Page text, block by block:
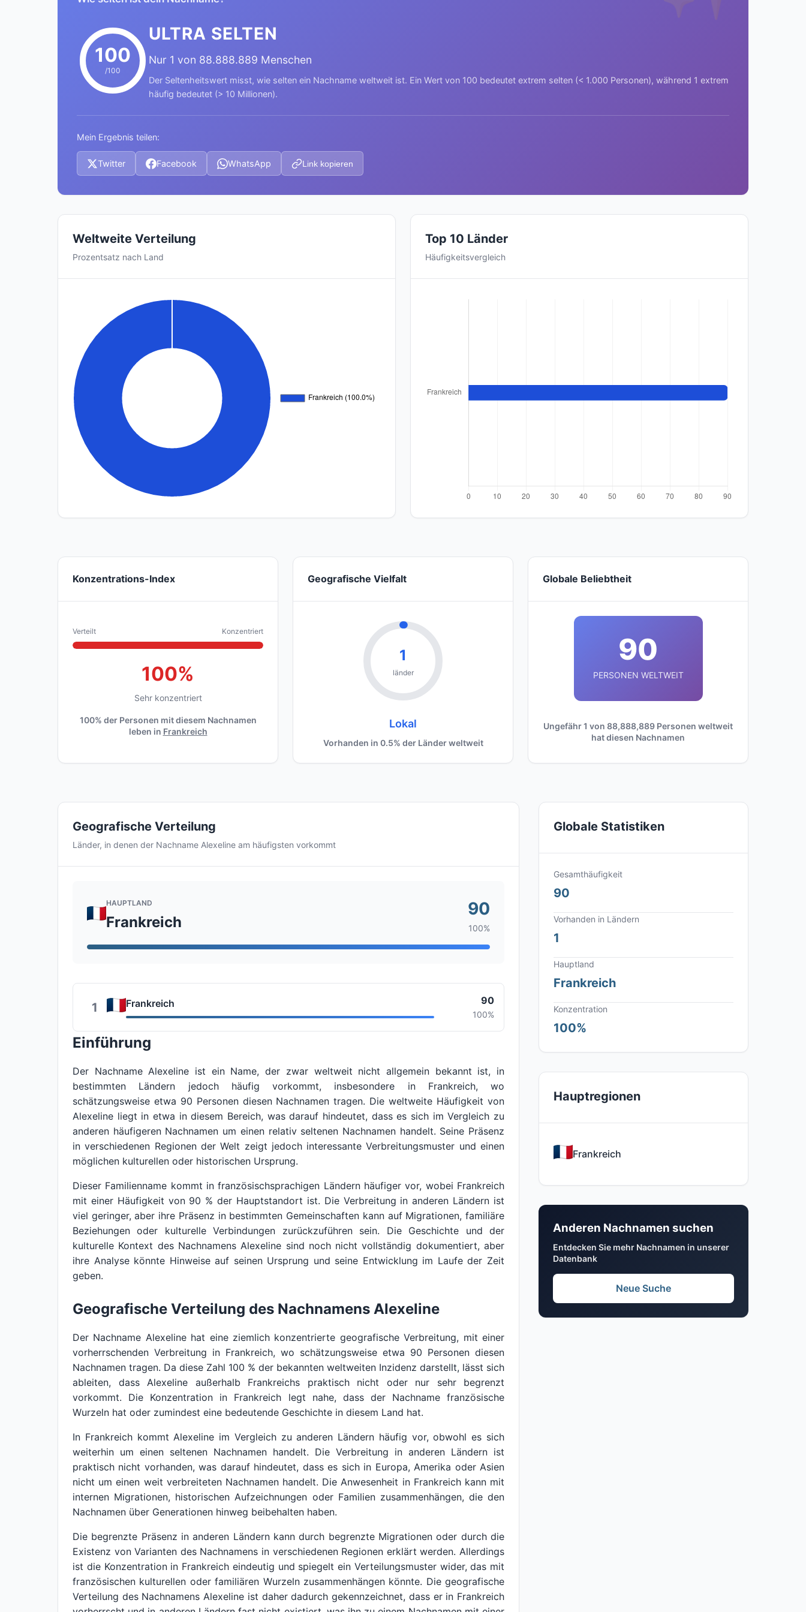
100
/100
ULTRA SELTEN
Nur 1 von 88.888.889 Menschen
Der Seltenheitswert misst, wie selten ein Nachname weltweit ist. Ein Wert von 100 bedeutet extrem selten (< 1.000 Personen), während 1 extrem
häufig bedeutet (> 10 Millionen).
Mein Ergebnis teilen:
Twitter Facebook WhatsApp Link kopieren
Weltweite Verteilung
Prozentsatz nach Land
Top 10 Länder
Häufigkeitsvergleich
Konzentrations-Index
Verteilt Konzentriert
100%
Sehr konzentriert
100% der Personen mit diesem Nachnamen
leben in Frankreich
Geografische Vielfalt
1
länder
Lokal
Vorhanden in 0.5% der Länder weltweit
Globale Beliebtheit
90
PERSONEN WELTWEIT
Ungefähr 1 von 88,888,889 Personen weltweit
hat diesen Nachnamen
Geografische Verteilung
Länder, in denen der Nachname Alexeline am häufigsten vorkommt
HAUPTLAND
Frankreich
90
100%
1 Frankreich 90
100%
Einführung
Der Nachname Alexeline ist ein Name, der zwar weltweit nicht allgemein bekannt ist, in
bestimmten Ländern jedoch häufig vorkommt, insbesondere in Frankreich, wo
schätzungsweise etwa 90 Personen diesen Nachnamen tragen. Die weltweite Häufigkeit von
Alexeline liegt in etwa in diesem Bereich, was darauf hindeutet, dass es sich im Vergleich zu
anderen häufigeren Nachnamen um einen relativ seltenen Nachnamen handelt. Seine Präsenz
in verschiedenen Regionen der Welt zeigt jedoch interessante Verbreitungsmuster und einen
möglichen kulturellen oder historischen Ursprung.
Dieser Familienname kommt in französischsprachigen Ländern häufiger vor, wobei Frankreich
mit einer Häufigkeit von 90 % der Hauptstandort ist. Die Verbreitung in anderen Ländern ist
viel geringer, aber ihre Präsenz in bestimmten Gemeinschaften kann auf Migrationen, familiäre
Beziehungen oder kulturelle Verbindungen zurückzuführen sein. Die Geschichte und der
kulturelle Kontext des Nachnamens Alexeline sind noch nicht vollständig dokumentiert, aber
ihre Analyse könnte Hinweise auf seinen Ursprung und seine Entwicklung im Laufe der Zeit
geben.
Geografische Verteilung des Nachnamens Alexeline
Der Nachname Alexeline hat eine ziemlich konzentrierte geografische Verbreitung, mit einer
vorherrschenden Verbreitung in Frankreich, wo schätzungsweise etwa 90 Personen diesen
Nachnamen tragen. Da diese Zahl 100 % der bekannten weltweiten Inzidenz darstellt, lässt sich
ableiten, dass Alexeline außerhalb Frankreichs praktisch nicht oder nur sehr begrenzt
vorkommt. Die Konzentration in Frankreich legt nahe, dass der Nachname französische
Wurzeln hat oder zumindest eine bedeutende Geschichte in diesem Land hat.
In Frankreich kommt Alexeline im Vergleich zu anderen Ländern häufig vor, obwohl es sich
weiterhin um einen seltenen Nachnamen handelt. Die Verbreitung in anderen Ländern ist
praktisch nicht vorhanden, was darauf hindeutet, dass es sich in Europa, Amerika oder Asien
nicht um einen weit verbreiteten Nachnamen handelt. Die Anwesenheit in Frankreich kann mit
internen Migrationen, historischen Aufzeichnungen oder Familien zusammenhängen, die den
Nachnamen über Generationen hinweg beibehalten haben.
Die begrenzte Präsenz in anderen Ländern kann durch begrenzte Migrationen oder durch die
Existenz von Varianten des Nachnamens in verschiedenen Regionen erklärt werden. Allerdings
ist die Konzentration in Frankreich eindeutig und spiegelt ein Verteilungsmuster wider, das mit
französischen kulturellen oder familiären Wurzeln zusammenhängen könnte. Die geografische
Verteilung des Nachnamens Alexeline ist daher dadurch gekennzeichnet, dass er in Frankreich
Globale Statistiken
Gesamthäufigkeit
90
Vorhanden in Ländern
1
Hauptland
Frankreich
Konzentration
100%
Hauptregionen
Frankreich
Anderen Nachnamen suchen
Entdecken Sie mehr Nachnamen in unserer
Datenbank
Neue Suche